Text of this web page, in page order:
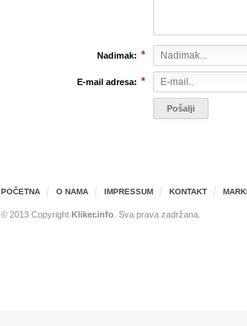
Nadimak: *
E-mail adresa: *
POČETNA O NAMA IMPRESSUM KONTAKT
© 2013 Copyright Kliker.info . Sva prava zadržana.